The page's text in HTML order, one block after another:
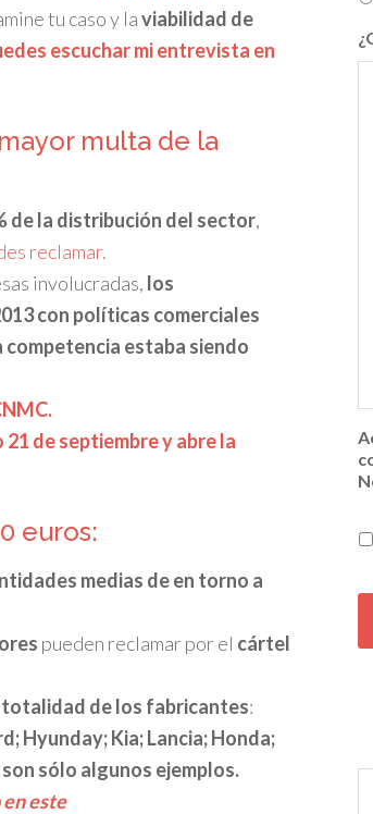
tu caso y laviabilidad de
escuchar mi entrevista en
multa de la
de la distribución del sector,
reclamar.
involucradas, los
con políticas comerciales
competencia estaba siendo
de septiembre y abre la
euros:
medias de en torno a
pueden reclamar por el cártel
de los fabricantes:
Hyunday; Kia; Lancia; Honda;
sólo algunos ejemplos.
este
T